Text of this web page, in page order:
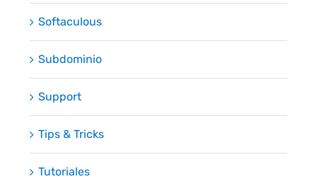
Softaculous
Subdominio
Support
Tips & Tricks
Tutoriales